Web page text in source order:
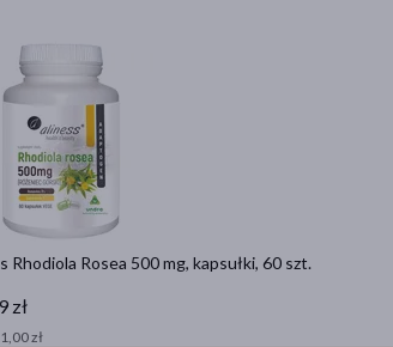
Rhodiola Rosea 500 mg, kapsułki, 60 szt.
zł
zł